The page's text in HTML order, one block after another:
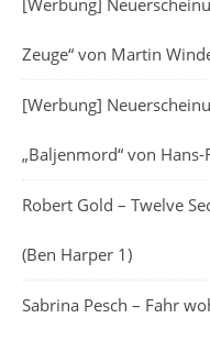
[Werbung]
Zeuge“ von Martin
[Werbung]
„Baljenmord“ von Hans-
Robert Gold – Twelve
(Ben Harper 1)
Sabrina Pesch – Fahr